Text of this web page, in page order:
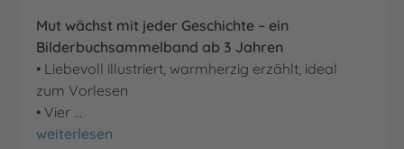
Mut wächst mit jeder Geschichte – ein
Bilderbuchsammelband ab 3 Jahren
• Liebevoll illustriert, warmherzig erzählt, ideal
zum Vorlesen
• Vier …
Gemeinsam sind wir bärenstark
weiterlesen